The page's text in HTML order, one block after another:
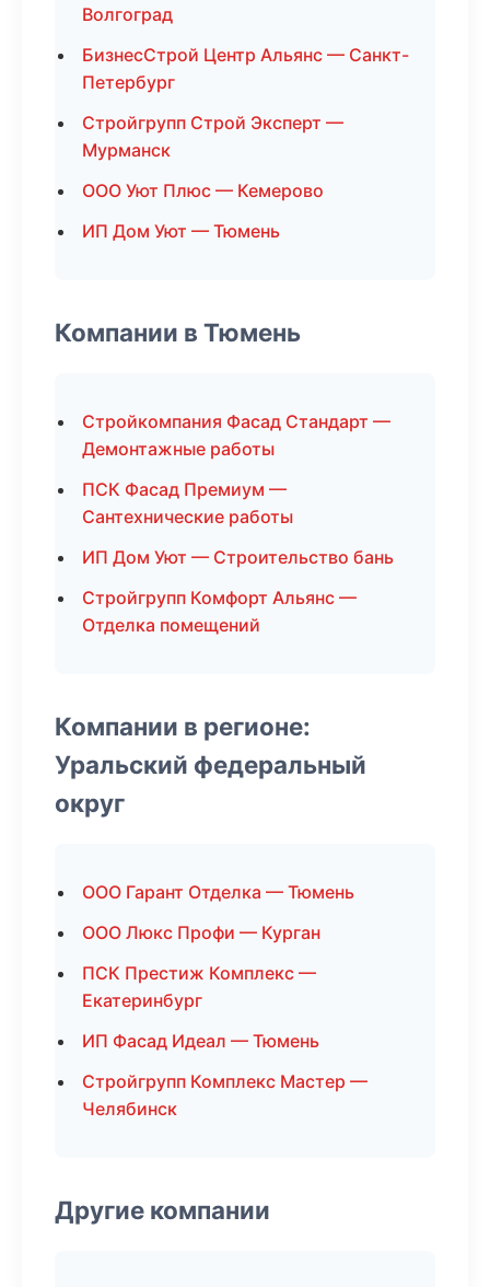
Волгоград
БизнесСтрой Центр Альянс — Санкт-
Петербург
Стройгрупп Строй Эксперт —
Мурманск
ООО Уют Плюс — Кемерово
ИП Дом Уют — Тюмень
Компании в Тюмень
Стройкомпания Фасад Стандарт —
Демонтажные работы
ПСК Фасад Премиум —
Сантехнические работы
ИП Дом Уют — Строительство бань
Стройгрупп Комфорт Альянс —
Отделка помещений
Компании в регионе:
Уральский федеральный
округ
ООО Гарант Отделка — Тюмень
ООО Люкс Профи — Курган
ПСК Престиж Комплекс —
Екатеринбург
ИП Фасад Идеал — Тюмень
Стройгрупп Комплекс Мастер —
Челябинск
Другие компании